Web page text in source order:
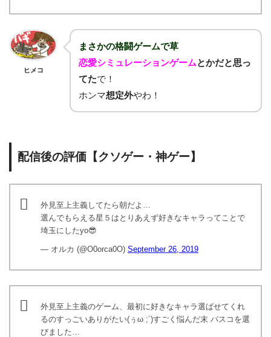
ヒメコ
まさかの格闘ゲームで草
恋愛シミュレーションゲームとかだと思っ
てたで！
ホンマ想定外やわ！
配信後の評価【クソゲー・神ゲー】
外見至上主義してたら朝だよ…
選んでもらえる星５はとりあえず好きなキャラってことで
埼玉にしたyo😎
— オルカ (@O0orca0O) September 26, 2019
外見至上主義のゲーム、最初に好きなキャラ選ばせてくれ
るのすっごいありがたい(ぅω ;´)すごく悩んだ末 バスコを選
びました…